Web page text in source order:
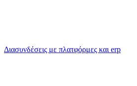
Διασυνδέσεις με πλατφόρμες και erp